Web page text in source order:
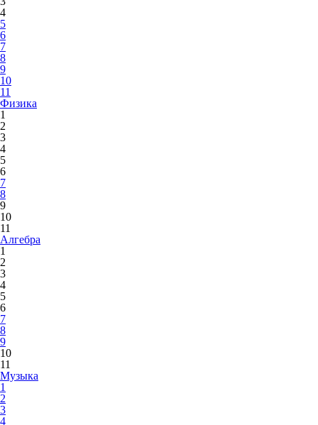
4
5
6
7
8
9
10
11
Физика
1
2
3
4
5
6
7
8
9
10
11
Алгебра
1
2
3
4
5
6
7
8
9
10
11
Музыка
1
2
3
4